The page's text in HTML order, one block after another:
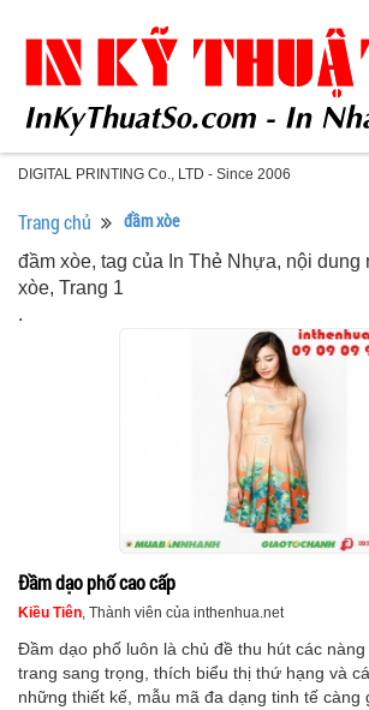
DIGITAL PRINTING Co., LTD - Since 2006
Trang chủ đầm xòe
đầm xòe, tag của In Thẻ Nhựa, nội dung
xòe, Trang 1
.
Đầm dạo phố cao cấp
Kiều Tiên, Thành viên của inthenhua.net
Đầm dạo phố luôn là chủ đề thu hút các
trang sang trọng, thích biểu thị thứ hạng và
những thiết kế, mẫu mã đa dạng tinh tế càng